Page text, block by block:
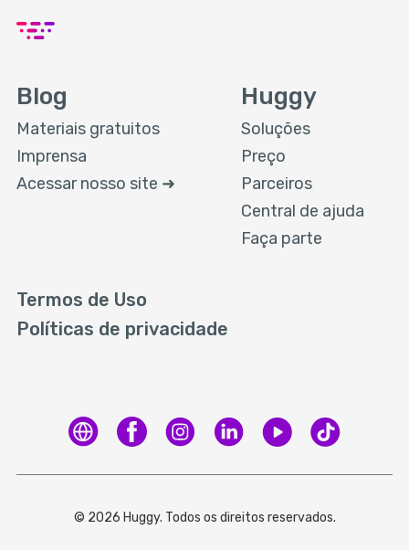
Blog
Materiais gratuitos
Imprensa
Acessar nosso site ➜
Huggy
Soluções
Preço
Parceiros
Central de ajuda
Faça parte
Termos de Uso
Políticas de privacidade
© 2026 Huggy. Todos os direitos reservados.